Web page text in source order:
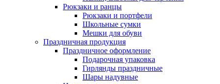
Рюкзаки и ранцы
Рюкзаки и портфели
Школьные сумки
Мешки для обуви
Праздничная продукция
Праздничное оформление
Подарочная упаковка
Гирлянды праздничные
Шары надувные